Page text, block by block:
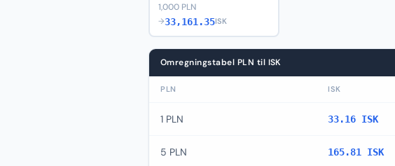
1,000 PLN
→33,161.35ISK
Omregningstabel PLN til ISK
PLN ISK
1 PLN 33.16 ISK
5 PLN 165.81 ISK